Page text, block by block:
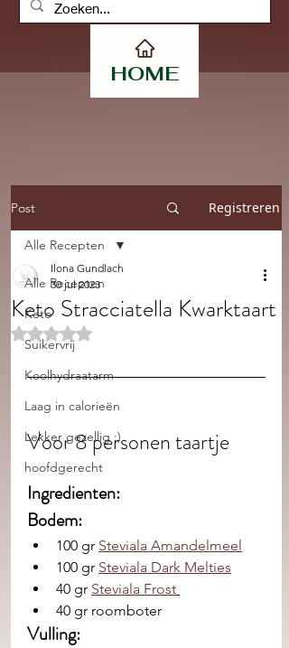
HOME
Post Registreren
Alle Recepten
Keto
Suikervrij
Koolhydraatarm
Laag in calorieën
Lekker gezellig :)
hoofdgerecht
Alle Recepten
Keto Stracciatella Kwarktaart
Ilona Gundlach
30 jul 2023
Beoordeeld met NaN uit 5 sterren.
Voor 8 personen taartje
Ingredienten:
Bodem:
100 gr Steviala Amandelmeel
100 gr Steviala Dark Melties
40 gr Steviala Frost
40 gr roomboter
Vulling: